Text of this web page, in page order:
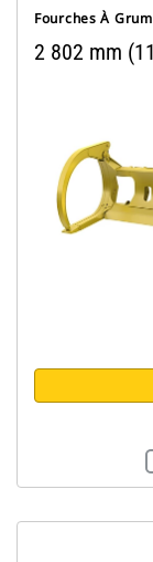
Fourches À
2 802 mm